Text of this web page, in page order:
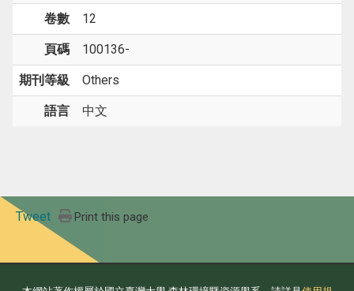
卷數 12
頁碼 100136-
期刊等級 Others
語言 中文
Tweet Print this page